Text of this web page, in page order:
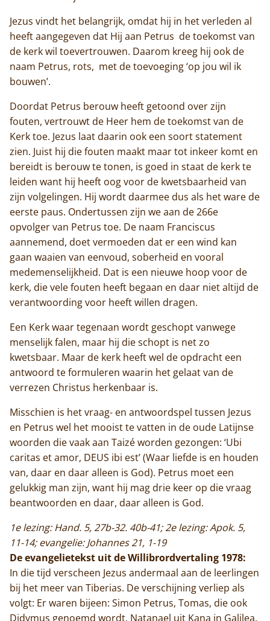
Trappisten
De abdij
Actueel
Monnik worden
Contact
Jezus vindt het belangrijk, omdat hij in het verleden al
heeft aangegeven dat Hij aan Petrus de toekomst van
de kerk wil toevertrouwen. Daarom kreeg hij ook de
naam Petrus, rots, met de toevoeging ‘op jou wil ik
bouwen’.
Doordat Petrus berouw heeft getoond over zijn
fouten, vertrouwt de Heer hem de toekomst van de
Kerk toe. Jezus laat daarin ook een soort statement
zien. Juist hij die fouten maakt maar tot inkeer komt en
bereidt is berouw te tonen, is goed in staat de kerk te
leiden want hij heeft oog voor de kwetsbaarheid van
zijn volgelingen. Hij wordt daarmee dus als het ware de
eerste paus. Ondertussen zijn we aan de 266e
opvolger van Petrus toe. De naam Franciscus
aannemend, doet vermoeden dat er een wind kan
gaan waaien van eenvoud, soberheid en vooral
medemenselijkheid. Dat is een nieuwe hoop voor de
kerk, die vele fouten heeft begaan en daar niet altijd de
verantwoording voor heeft willen dragen.
Een Kerk waar tegenaan wordt geschopt vanwege
menselijk falen, maar hij die schopt is net zo
kwetsbaar. Maar de kerk heeft wel de opdracht een
antwoord te formuleren waarin het gelaat van de
verrezen Christus herkenbaar is.
Misschien is het vraag- en antwoordspel tussen Jezus
en Petrus wel het mooist te vatten in de oude Latijnse
woorden die vaak aan Taizé worden gezongen: ‘Ubi
caritas et amor, DEUS ibi est’ (Waar liefde is en houden
van, daar en daar alleen is God). Petrus moet een
gelukkig man zijn, want hij mag drie keer op die vraag
beantwoorden en daar, daar alleen is God.
1e lezing: Hand. 5, 27b-32. 40b-41; 2e lezing: Apok. 5,
11-14; evangelie: Johannes 21, 1-19
De evangelietekst uit de Willibrordvertaling 1978:
In die tijd verscheen Jezus andermaal aan de leerlingen
bij het meer van Tiberias. De verschijning verliep als
volgt: Er waren bijeen: Simon Petrus, Tomas, die ook
Didymus genoemd wordt, Natanael uit Kana in Galilea,